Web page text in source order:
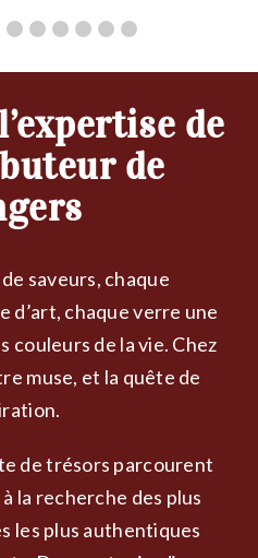
de
de
saveurs, chaque
chaque verre une
couleurs de la vie. Chez
muse, et la quête de
de trésors parcourent
la recherche des plus
les plus authentiques